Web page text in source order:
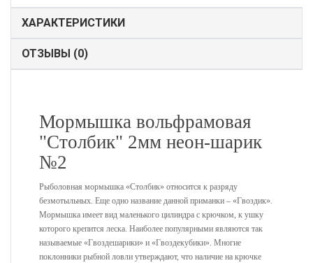
ХАРАКТЕРИСТИКИ
ОТЗЫВЫ (0)
Мормышка вольфрамовая
"Столбик" 2мм неон-шарик
№2
Рыболовная мормышка «Столбик» относится к разряду
безмотыльных. Еще одно название данной приманки – «Гвоздик».
Мормышка имеет вид маленького цилиндра с крючком, к ушку
которого крепится леска. Наиболее популярными являются так
называемые «Гвоздешарики» и «Гвоздекубики». Многие
поклонники рыбной ловли утверждают, что наличие на крючке